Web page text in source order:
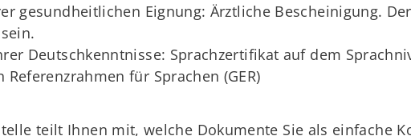
gesundheitlichen Eignung: Ärztliche Bescheinigung.
Deutschkenntnisse: Sprachzertifikat auf dem
Referenzrahmen für Sprachen (GER)
teilt Ihnen mit, welche Dokumente Sie als einfache